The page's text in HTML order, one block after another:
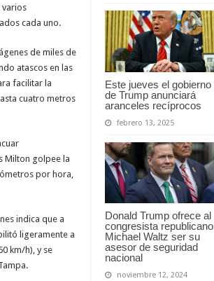
Este jueves el gobierno
de Trump anunciará
aranceles recíprocos
febrero 13, 2025
Donald Trump ofrece al
congresista republicano
Michael Waltz ser su
asesor de seguridad
nacional
noviembre 12, 2024
varios
cada uno.
de miles de
atascos en las
facilitar la
cuatro metros
Milton golpee la
por hora,
indica que a
ligeramente a
km/h), y se